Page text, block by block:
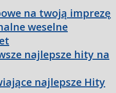
na twoją imprezę
weselne
najlepsze hity na
najlepsze Hity